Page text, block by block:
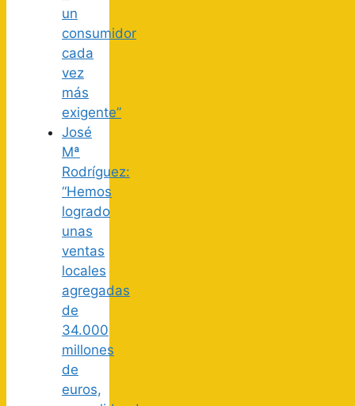
un
consumidor
cada
vez
más
exigente”
José
Mª
Rodríguez:
“Hemos
logrado
unas
ventas
locales
agregadas
de
34.000
millones
de
euros,